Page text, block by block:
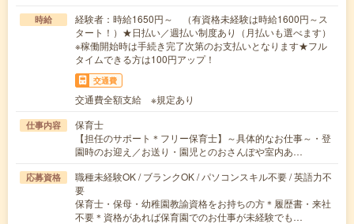
時給
経験者：時給1650円～ （有資格未経験は時給1600円～ス
タート！）★日払い／週払い制度あり（月払いも選べます）
※稼働開始時は手続き完了次第のお支払いとなります★フル
タイムできる方は100円アップ！
交通費
交通費全額支給 ※規定あり
仕事内容
保育士
【担任のサポート＊フリー保育士】～具体的なお仕事～・登
園時のお迎え／お送り・園児とのおさんぽや室内あ…
応募資格
職種未経験OK / ブランクOK / パソコンスキル不要 / 英語力不
要
保育士・保母・幼稚園教諭資格をお持ちの方＊履歴書・来社
不要＊資格があれば保育園でのお仕事が未経験でも…